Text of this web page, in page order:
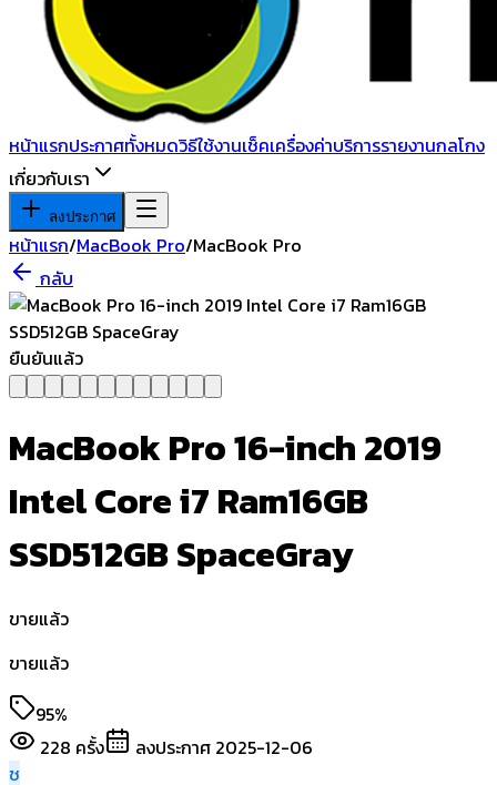
หน้าแรกประกาศทั้งหมดวิธีใช้งานเช็คเครื่องค่าบริการรายงานกลโกง
เกี่ยวกับเรา
ลงประกาศ
หน้าแรก/MacBook Pro/MacBook Pro
กลับ
ยืนยันแล้ว
MacBook Pro 16-inch 2019
Intel Core i7 Ram16GB
SSD512GB SpaceGray
ขายแล้ว
ขายแล้ว
95%
228 ครั้ง ลงประกาศ 2025-12-06
ช